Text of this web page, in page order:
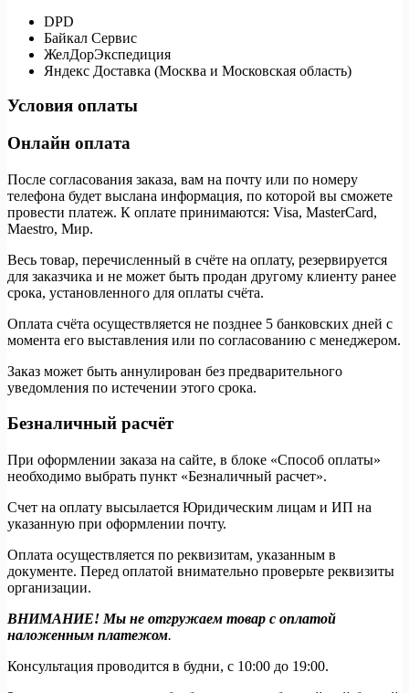
DPD
Байкал Сервис
ЖелДорЭкспедиция
Яндекс Доставка (Москва и Московская область)
Условия оплаты
Онлайн оплата
После согласования заказа, вам на почту или по номеру
телефона будет выслана информация, по которой вы сможете
провести платеж. К оплате принимаются: Visa, MasterCard,
Maestro, Мир.
Весь товар, перечисленный в счёте на оплату, резервируется
для заказчика и не может быть продан другому клиенту ранее
срока, установленного для оплаты счёта.
Оплата счёта осуществляется не позднее 5 банковских дней с
момента его выставления или по согласованию с менеджером.
Заказ может быть аннулирован без предварительного
уведомления по истечении этого срока.
Безналичный расчёт
При оформлении заказа на сайте, в блоке «Способ оплаты»
необходимо выбрать пункт «Безналичный расчет».
Счет на оплату высылается Юридическим лицам и ИП на
указанную при оформлении почту.
Оплата осуществляется по реквизитам, указанным в
документе. Перед оплатой внимательно проверьте реквизиты
организации.
ВНИМАНИЕ! Мы не отгружаем товар с оплатой
наложенным платежом.
Консультация проводится в будни, с 10:00 до 19:00.